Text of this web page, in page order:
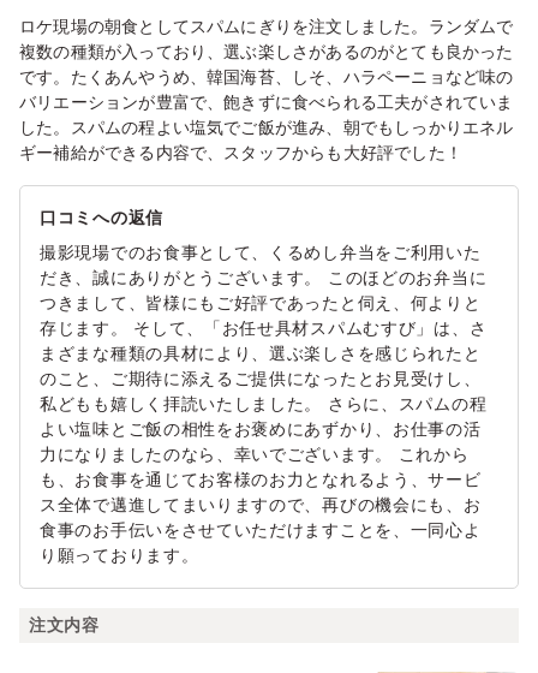
ロケ現場の朝食としてスパムにぎりを注文しました。ランダムで
複数の種類が入っており、選ぶ楽しさがあるのがとても良かった
です。たくあんやうめ、韓国海苔、しそ、ハラペーニョなど味の
バリエーションが豊富で、飽きずに食べられる工夫がされていま
した。スパムの程よい塩気でご飯が進み、朝でもしっかりエネル
ギー補給ができる内容で、スタッフからも大好評でした！
口コミへの返信
撮影現場でのお食事として、くるめし弁当をご利用いた
だき、誠にありがとうございます。 このほどのお弁当に
つきまして、皆様にもご好評であったと伺え、何よりと
存じます。 そして、「お任せ具材スパムむすび」は、さ
まざまな種類の具材により、選ぶ楽しさを感じられたと
のこと、ご期待に添えるご提供になったとお見受けし、
私どもも嬉しく拝読いたしました。 さらに、スパムの程
よい塩味とご飯の相性をお褒めにあずかり、お仕事の活
力になりましたのなら、幸いでございます。 これから
も、お食事を通じてお客様のお力となれるよう、サービ
ス全体で邁進してまいりますので、再びの機会にも、お
食事のお手伝いをさせていただけますことを、一同心よ
り願っております。
注文内容